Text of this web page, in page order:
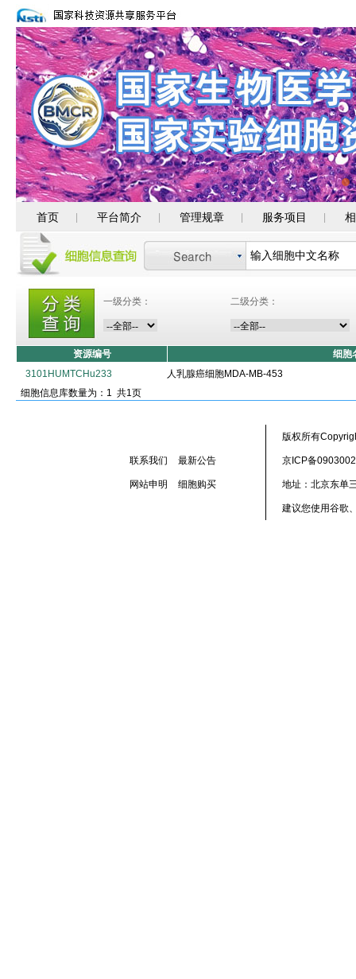
首页 平台简介 管理规章 服务项目
一级分类： 二级分类：
资源编号
细胞
3101HUMTCHu233
人乳腺癌细胞MDA-MB-453
细胞信息库数量为：1 共1页
联系我们 最新公告
网站申明 细胞购买
版权所有
京ICP备
地址：北京东单
建议您使用谷歌